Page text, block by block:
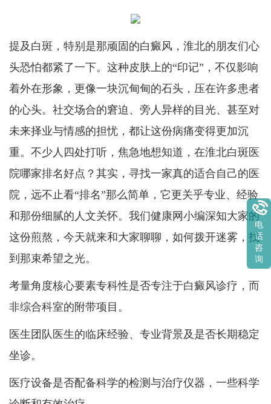
提及白斑，特别是那顽固的白癜风，淮北的朋友们心
头恐怕都紧了一下。这种皮肤上的“印记”，不仅影响
着外在形象，更像一块沉甸甸的石头，压在许多患者
的心头。社交场合的窘迫、旁人异样的目光、甚至对
未来择业与情感的担忧，都让这份病痛变得更加沉
重。不少人四处打听，焦急地想知道，在淮北白斑医
院哪家排名好点？其实，寻找一家真的适合自己的医
院，远不止看“排名”那么简单，它更关乎专业、经验
和那份细腻的人文关怀。我们健康网小编深知大家的
这份煎熬，今天就来和大家聊聊，如何拨开迷雾，找
到那束希望之光。
考量角度核心要素专科性是否专注于白癜风诊疗，而
非综合科室的附带项目。
医生团队医生的临床经验、专业背景及是否长期稳定
坐诊。
医疗设备是否配备科学的检测与治疗仪器，一些科学
电
话
咨
询